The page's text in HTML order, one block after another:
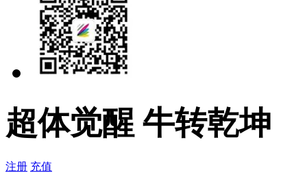
超体觉醒 牛转乾坤
注册 充值